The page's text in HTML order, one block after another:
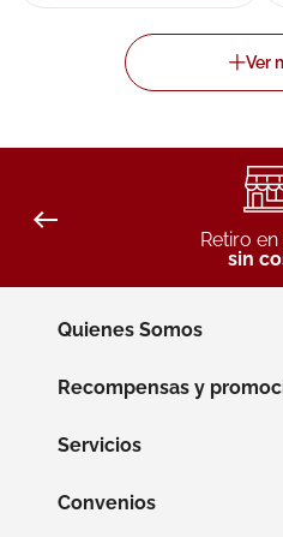
Retiro
sin
Quienes Somos
Recompensas y
Servicios
Convenios